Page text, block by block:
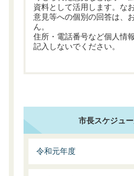
資料として活用します。な
意見等への個別の回答は、
ん。
住所・電話番号など個人情
記入しないでください。
市長スケジュ
令和元年度